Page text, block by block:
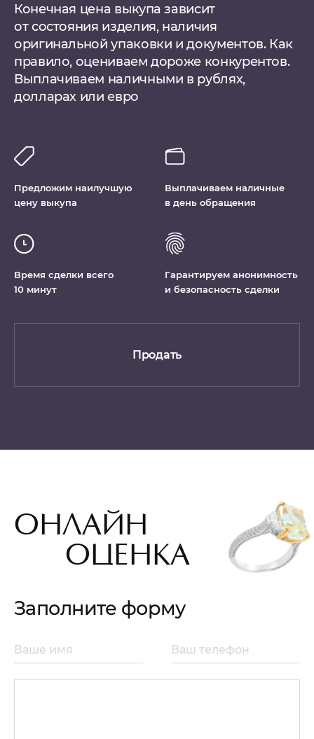
Конечная цена выкупа зависит
от состояния изделия, наличия
оригинальной упаковки и документов. Как
правило, оцениваем дороже конкурентов.
Выплачиваем наличными в рублях,
долларах или евро
Предложим наилучшую
цену выкупа
Выплачиваем наличные
в день обращения
Время сделки всего
10 минут
Гарантируем анонимность
и безопасность сделки
Продать
ОНЛАЙН
ОЦЕНКА
Заполните форму
Ваше имя Ваш телефон